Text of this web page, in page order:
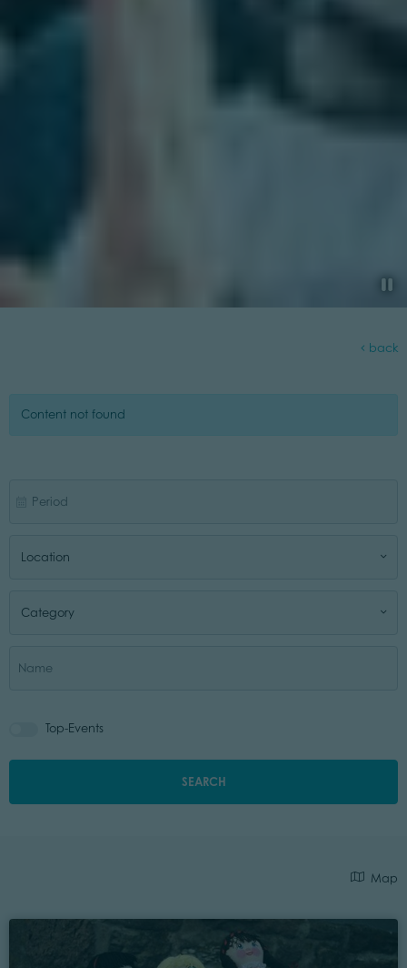
back
Content not found
Location
Category
Top-Events
SEARCH
Map